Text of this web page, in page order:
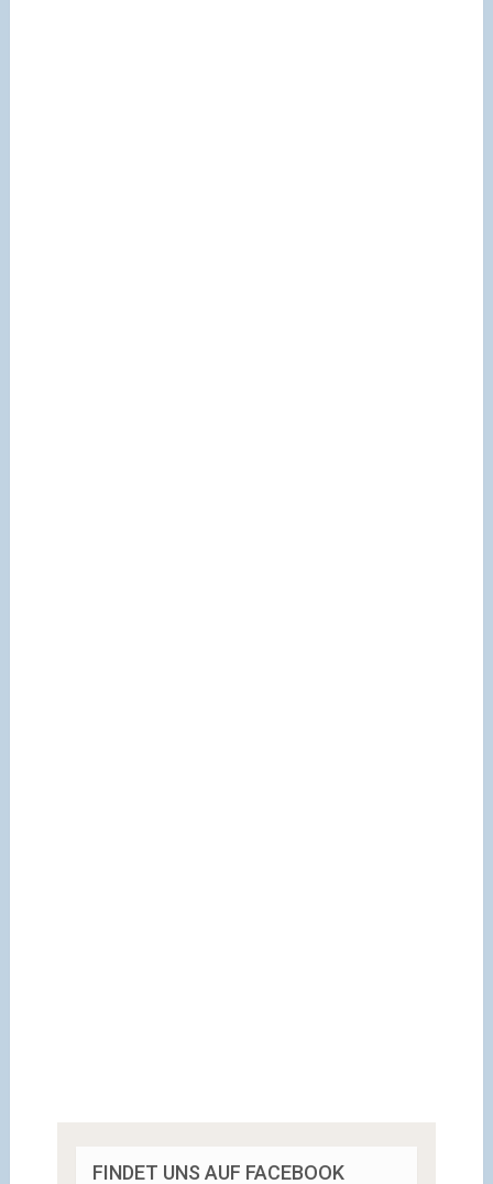
FINDET UNS AUF FACEBOOK